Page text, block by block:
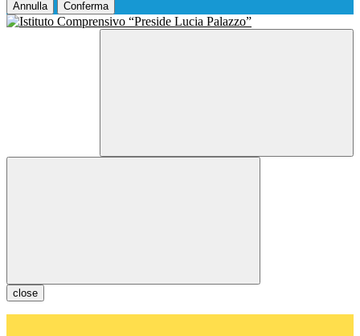
Annulla Conferma
close